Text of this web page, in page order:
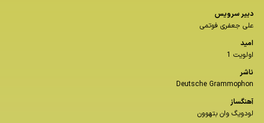
دبیر سرویس
علی جعفری فوتمی
امید
اولویت 1
ناشر
Deutsche Grammophon
آهنگساز
لودویگ وان بتهوون